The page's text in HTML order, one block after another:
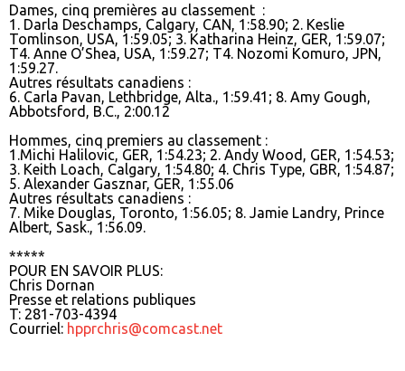
Dames, cinq premières au classement :
1. Darla Deschamps, Calgary, CAN, 1:58.90; 2. Keslie
Tomlinson, USA, 1:59.05; 3. Katharina Heinz, GER, 1:59.07;
T4. Anne O’Shea, USA, 1:59.27; T4. Nozomi Komuro, JPN,
1:59.27.
Autres résultats canadiens :
6. Carla Pavan, Lethbridge, Alta., 1:59.41; 8. Amy Gough,
Abbotsford, B.C., 2:00.12
Hommes, cinq premiers au classement :
1.Michi Halilovic, GER, 1:54.23; 2. Andy Wood, GER, 1:54.53;
3. Keith Loach, Calgary, 1:54.80; 4. Chris Type, GBR, 1:54.87;
5. Alexander Gasznar, GER, 1:55.06
Autres résultats canadiens :
7. Mike Douglas, Toronto, 1:56.05; 8. Jamie Landry, Prince
Albert, Sask., 1:56.09.
*****
POUR EN SAVOIR PLUS:
Chris Dornan
Presse et relations publiques
T: 281-703-4394
Courriel: hpprchris@comcast.net